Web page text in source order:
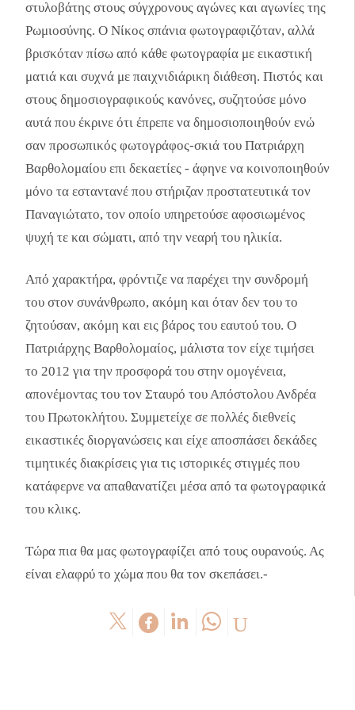
στυλοβάτης στους σύγχρονους αγώνες και αγωνίες της
Ρωμιοσύνης. Ο Νίκος σπάνια φωτογραφιζόταν, αλλά
βρισκόταν πίσω από κάθε φωτογραφία με εικαστική
ματιά και συχνά με παιχνιδιάρικη διάθεση. Πιστός και
στους δημοσιογραφικούς κανόνες, συζητούσε μόνο
αυτά που έκρινε ότι έπρεπε να δημοσιοποιηθούν ενώ
σαν προσωπικός φωτογράφος-σκιά του Πατριάρχη
Βαρθολομαίου επι δεκαετίες - άφηνε να κοινοποιηθούν
μόνο τα εσταντανέ που στήριζαν προστατευτικά τον
Παναγιώτατο, τον οποίο υπηρετούσε αφοσιωμένος
ψυχή τε και σώματι, από την νεαρή του ηλικία.
Από χαρακτήρα, φρόντιζε να παρέχει την συνδρομή
του στον συνάνθρωπο, ακόμη και όταν δεν του το
ζητούσαν, ακόμη και εις βάρος του εαυτού του. Ο
Πατριάρχης Βαρθολομαίος, μάλιστα τον είχε τιμήσει
το 2012 για την προσφορά του στην ομογένεια,
απονέμοντας του τον Σταυρό του Απόστολου Ανδρέα
του Πρωτοκλήτου. Συμμετείχε σε πολλές διεθνείς
εικαστικές διοργανώσεις και είχε αποσπάσει δεκάδες
τιμητικές διακρίσεις για τις ιστορικές στιγμές που
κατάφερνε να απαθανατίζει μέσα από τα φωτογραφικά
του κλικς.
Τώρα πια θα μας φωτογραφίζει από τους ουρανούς. Ας
είναι ελαφρύ το χώμα που θα τον σκεπάσει.-